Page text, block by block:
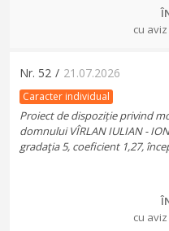
cu
Nr. 52 / 21.07.2026
Caracter individual
Proiect de dispoziție privind
domnului VÎRLAN IULIAN -
gradaţia 5, coeficient 1,27,
cu